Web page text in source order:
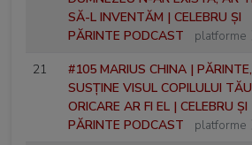
SĂ-L INVENTĂM | CELEBRU ȘI
PĂRINTE PODCAST
platforme
21
#105 MARIUS CHINA | PĂRINTE,
SUSȚINE VISUL COPILULUI
ORICARE AR FI EL | CELEBRU ȘI
PĂRINTE PODCAST
platforme